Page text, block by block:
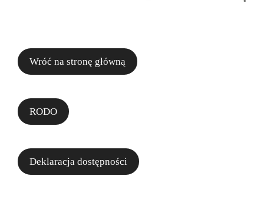
Wróć na stronę główną
RODO
Deklaracja dostępności